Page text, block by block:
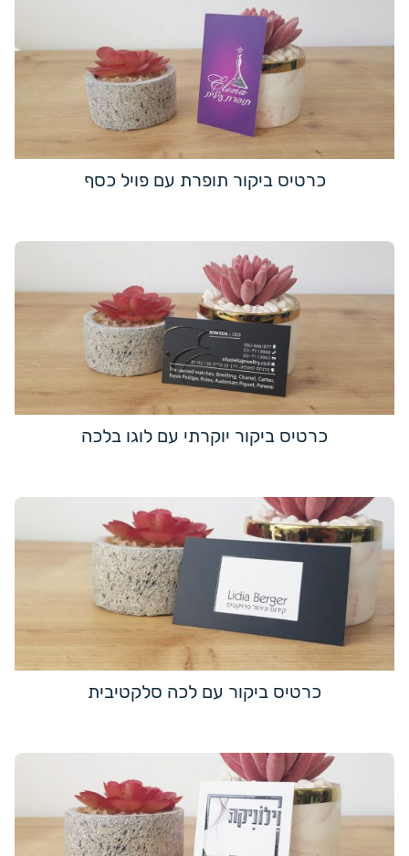
כרטיס ביקור תופרת עם פויל כסף
כרטיס ביקור יוקרתי עם לוגו בלכה
כרטיס ביקור עם לכה סלקטיבית